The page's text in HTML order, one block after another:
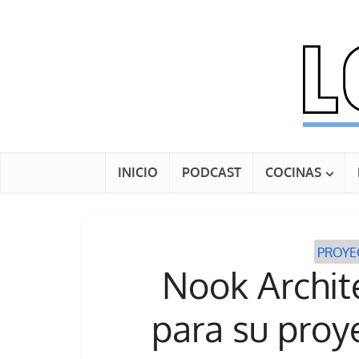
INICIO PODCAST COCINAS
Nook
para su